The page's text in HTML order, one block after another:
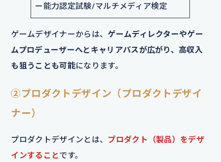
ー能力認定試験/マルチメディア検定
ゲームデザイナーからは、 ゲームディレクターやゲー
ムプロデューザーへとキャリアパスが広がり、高収入
も狙うことも可能になります。
②プロダクトデザイン（プロダクトデザイ
ナー）
プロダクトデザインとは、 プロダクト（製品）をデザ
インすることです。